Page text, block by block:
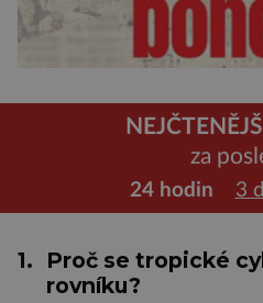
za
24 hodin 3
1.
Proč se tropické
rovníku?